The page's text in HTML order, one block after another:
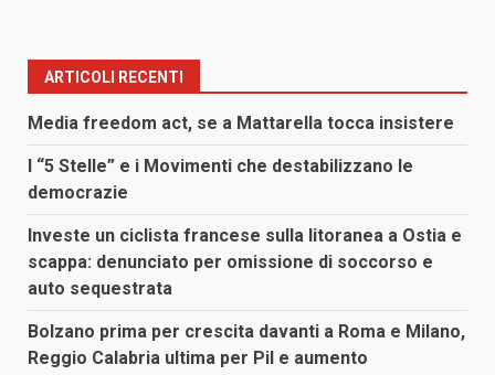
ARTICOLI RECENTI
Media freedom act, se a Mattarella tocca insistere
I “5 Stelle” e i Movimenti che destabilizzano le
democrazie
Investe un ciclista francese sulla litoranea a Ostia e
scappa: denunciato per omissione di soccorso e
auto sequestrata
Bolzano prima per crescita davanti a Roma e Milano,
Reggio Calabria ultima per Pil e aumento